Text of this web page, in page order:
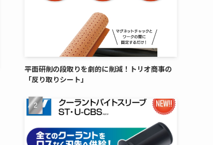
平面研削の段取りを劇的に削減！トリオ商事の
「反り取りシート」